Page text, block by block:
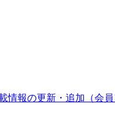
情報の更新・追加（会員